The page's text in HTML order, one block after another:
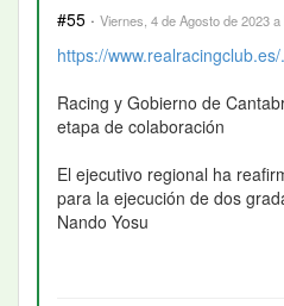
#55 · Viernes, 4 de Agosto de 2023
https://www.realracingclub.es/
Racing y Gobierno de
etapa de colaboración
El ejecutivo regional ha
para la ejecución de dos
Nando Yosu